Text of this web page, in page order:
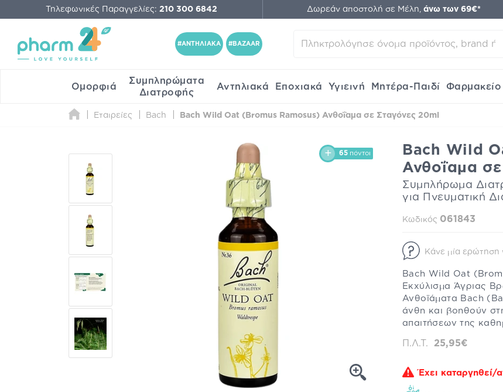
Τηλεφωνικές Παραγγελίες: 210 300 6842 Δωρεάν αποστολή σε Μέλη, άνω των 69€*
#ΑΝΤΗΛΙΑΚΑ #BAZAAR
Ομορφιά
Συμπληρώματα
Διατροφής
Αντηλιακά Εποχιακά Υγιεινή Μητέρα-Παιδί Φαρμακείο
Εταιρείες Bach Bach Wild Oat (Bromus Ramosus) Ανθοΐαμα σε Σταγόνες 20ml
65 πόντοι
Bach Wild
Ανθοΐαμα
Συμπλήρωμα
για Πνευματική
Κωδικός 061843
Κάνε μία ερώτηση
Bach Wild Oat
Εκχύλισμα Άγριας
Ανθοϊάματα Bach
άνθη και βοηθούν
απαιτήσεων της
Π.Λ.Τ. 25,95€
Έχει καταργηθεί/